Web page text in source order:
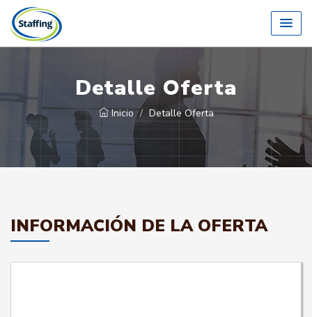
Detalle Oferta
Inicio Detalle Oferta
INFORMACIÓN DE LA OFERTA